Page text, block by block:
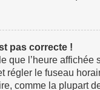
pas correcte !
que l’heure
régler le fuseau
comme la plupart